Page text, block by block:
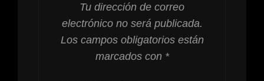
Tu dirección de correo
electrónico no será publicada.
Los campos obligatorios están
marcados con *